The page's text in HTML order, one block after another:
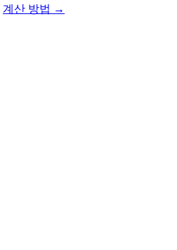
계산 방법 →